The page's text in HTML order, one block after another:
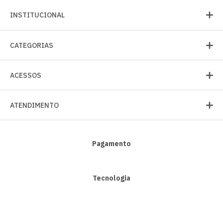
INSTITUCIONAL
CATEGORIAS
ACESSOS
ATENDIMENTO
Pagamento
Tecnologia